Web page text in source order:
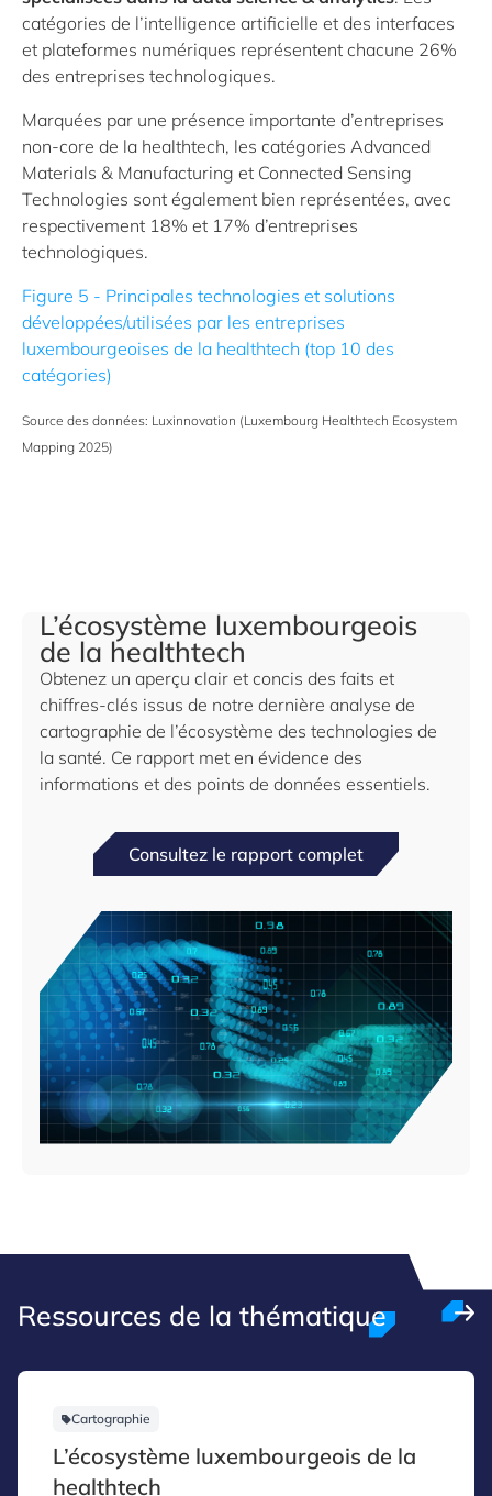
catégories de l’intelligence artificielle et des interfaces
et plateformes numériques représentent chacune 26%
des entreprises technologiques.
Marquées par une présence importante d’entreprises
non-core de la healthtech, les catégories Advanced
Materials & Manufacturing et Connected Sensing
Technologies sont également bien représentées, avec
respectivement 18% et 17% d’entreprises
technologiques.
Figure 5 - Principales technologies et solutions
développées/utilisées par les entreprises
luxembourgeoises de la healthtech (top 10 des
catégories)
Source des données: Luxinnovation (Luxembourg Healthtech Ecosystem
Mapping 2025)
L’écosystème luxembourgeois
de la healthtech
Obtenez un aperçu clair et concis des faits et
chiffres-clés issus de notre dernière analyse de
cartographie de l’écosystème des technologies de
la santé. Ce rapport met en évidence des
informations et des points de données essentiels.
Consultez le rapport complet
Ressources de la thématique
Cartographie
L’écosystème luxembourgeois de la
healthtech